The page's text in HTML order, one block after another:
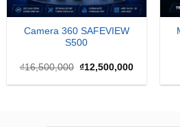
Camera 360 SAFEVIEW
S500
₫16,500,000 Giá
là:
₫12,500,000Giá
tại